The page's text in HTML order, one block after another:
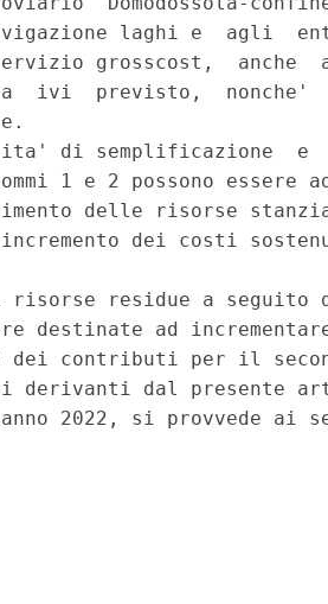
laghi e  agli
grosscost,
ivi  previsto,
di semplificazione  e
1 e 2 possono
delle risorse
dei costi
risorse residue a seguito
destinate ad
dei contributi per il
derivanti dal presente